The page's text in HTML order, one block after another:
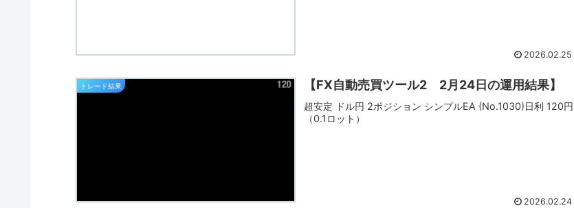
2026.02.25
トレード結果 【FX自動売買ツール2 2月24日の運用結果】
超安定 ドル円 2ポジション シンプルEA (No.1030)日利 120円
（0.1ロット）
2026.02.24